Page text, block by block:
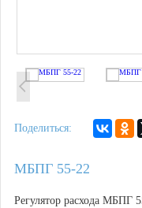
Поделиться:
МБПГ 55-22
Регулятор расхода МБПГ